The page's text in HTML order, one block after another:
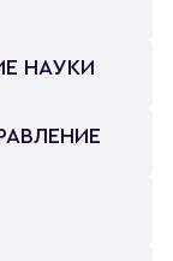
НАУКИ